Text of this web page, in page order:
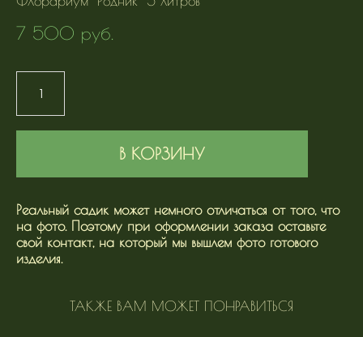
7 500 pуб.
В КОРЗИНУ
Реальный садик может немного отличаться от того, что
на фото. Поэтому при оформлении заказа оставьте
свой контакт, на который мы вышлем фото готового
изделия.
ТАКЖЕ ВАМ МОЖЕТ ПОНРАВИТЬСЯ